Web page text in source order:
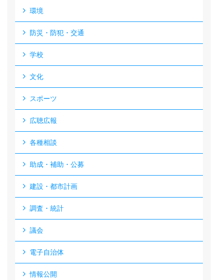
環境
防災・防犯・交通
学校
文化
スポーツ
広聴広報
各種相談
助成・補助・公募
建設・都市計画
調査・統計
議会
電子自治体
情報公開